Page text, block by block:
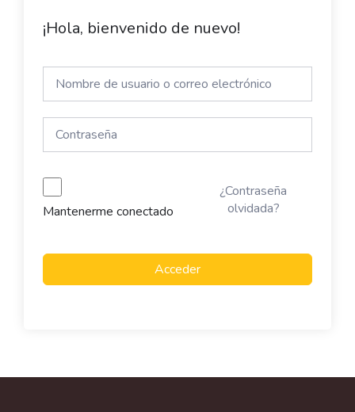
¡Hola, bienvenido de nuevo!
Mantenerme conectado
¿Contraseña
olvidada?
Acceder